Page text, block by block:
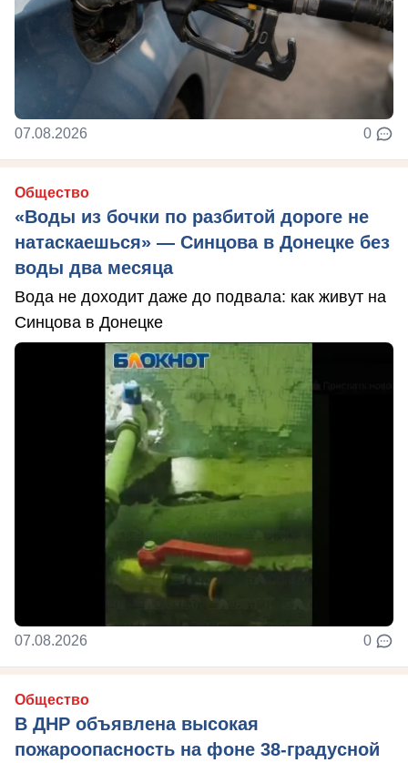
07.08.2026 0
Общество
«Воды из бочки по разбитой дороге не
натаскаешься» — Синцова в Донецке без
воды два месяца
Вода не доходит даже до подвала: как живут на
Синцова в Донецке
07.08.2026 0
Общество
В ДНР объявлена высокая
пожароопасность на фоне 38-градусной